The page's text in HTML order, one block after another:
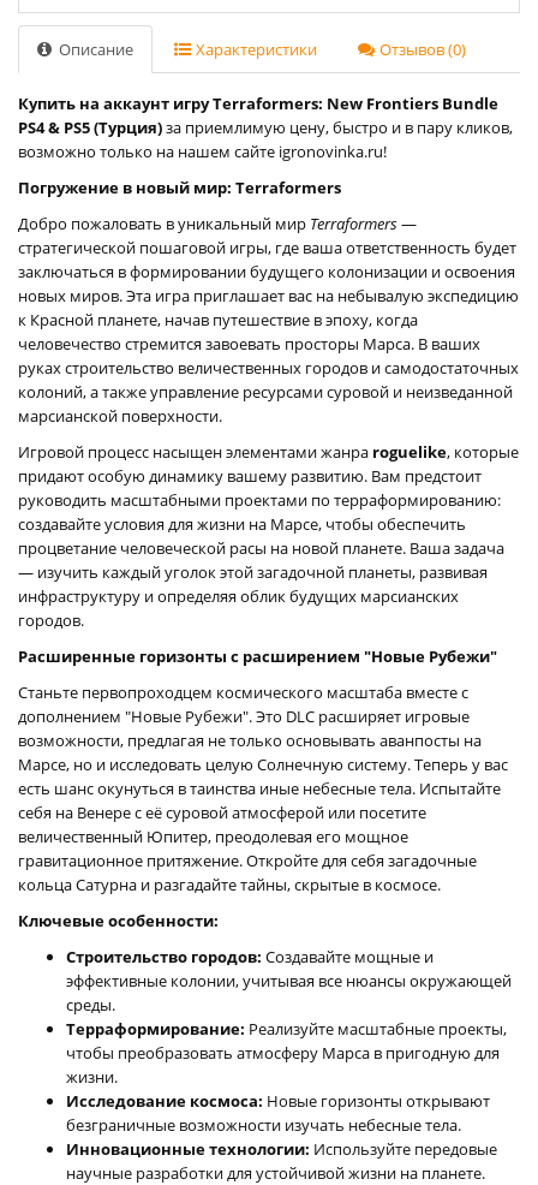
Описание Характеристики Отзывов (0)
Купить на аккаунт игру Terraformers: New Frontiers Bundle
PS4 & PS5 (Турция)за приемлимую цену, быстро и в пару кликов,
возможно только на нашем сайте igronovinka.ru!
Погружение в новый мир: Terraformers
Добро пожаловать в уникальный мир Terraformers—
стратегической пошаговой игры, где ваша ответственность будет
заключаться в формировании будущего колонизации и освоения
новых миров. Эта игра приглашает вас на небывалую экспедицию
к Красной планете, начав путешествие в эпоху, когда
человечество стремится завоевать просторы Марса. В ваших
руках строительство величественных городов и самодостаточных
колоний, а также управление ресурсами суровой и неизведанной
марсианской поверхности.
Игровой процесс насыщен элементами жанра roguelike, которые
придают особую динамику вашему развитию. Вам предстоит
руководить масштабными проектами по терраформированию:
создавайте условия для жизни на Марсе, чтобы обеспечить
процветание человеческой расы на новой планете. Ваша задача
— изучить каждый уголок этой загадочной планеты, развивая
инфраструктуру и определяя облик будущих марсианских
городов.
Расширенные горизонты с расширением "Новые Рубежи"
Станьте первопроходцем космического масштаба вместе с
дополнением Новые Рубежи . Это DLC расширяет игровые
возможности, предлагая не только основывать аванпосты на
Марсе, но и исследовать целую Солнечную систему. Теперь у вас
есть шанс окунуться в таинства иные небесные тела. Испытайте
себя на Венере с её суровой атмосферой или посетите
величественный Юпитер, преодолевая его мощное
гравитационное притяжение. Откройте для себя загадочные
кольца Сатурна и разгадайте тайны, скрытые в космосе.
Ключевые особенности:
Строительство городов: Создавайте мощные и
эффективные колонии, учитывая все нюансы окружающей
среды.
Терраформирование: Реализуйте масштабные проекты,
чтобы преобразовать атмосферу Марса в пригодную для
жизни.
Исследование космоса: Новые горизонты открывают
безграничные возможности изучать небесные тела.
Инновационные технологии: Используйте передовые
научные разработки для устойчивой жизни на планете.